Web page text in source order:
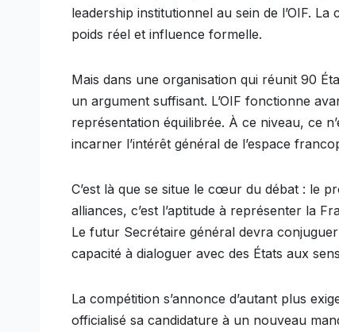
leadership institutionnel au sein de l’OIF.
poids réel et influence formelle.
Mais dans une organisation qui réunit 90
un argument suffisant. L’OIF fonctionne
représentation équilibrée. À ce niveau, ce
incarner l’intérêt général de l’espace
C’est là que se situe le cœur du débat : le
alliances, c’est l’aptitude à représenter la
Le futur Secrétaire général devra
capacité à dialoguer avec des États aux
La compétition s’annonce d’autant plus
officialisé sa candidature à un nouveau